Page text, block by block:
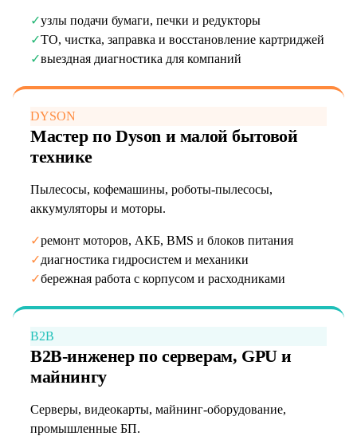
✓узлы подачи бумаги, печки и редукторы
✓ТО, чистка, заправка и восстановление картриджей
✓выездная диагностика для компаний
DYSON
Мастер по Dyson и малой бытовой
технике
Пылесосы, кофемашины, роботы-пылесосы,
аккумуляторы и моторы.
✓ремонт моторов, АКБ, BMS и блоков питания
✓диагностика гидросистем и механики
✓бережная работа с корпусом и расходниками
B2B
B2B-инженер по серверам, GPU и
майнингу
Серверы, видеокарты, майнинг-оборудование,
промышленные БП.